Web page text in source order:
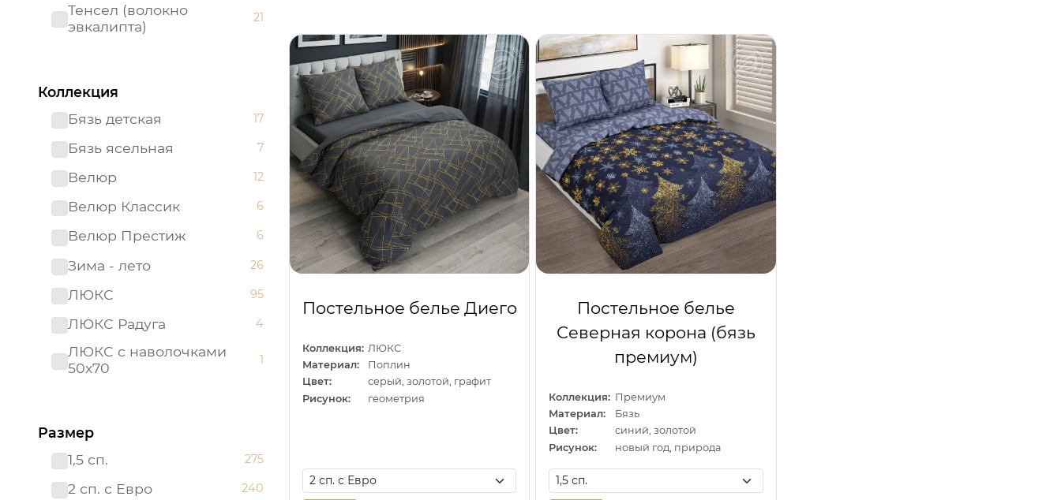
Тенсел (волокно
эвкалипта)
21
Коллекция
Бязь детская
17
Бязь ясельная 7
Велюр 12
Велюр Классик 6
Велюр Престиж 6
Зима - лето 26
ЛЮКС 95
ЛЮКС Радуга 4
ЛЮКС с наволочками
50х70
1
Мако - сатин
Поплин детский 26
10
Размер
1,5 сп.
275
2 сп. с Евро 240
Постельное белье Диего
Коллекция: ЛЮКС
Материал:
Поплин
Цвет:
серый, золотой, графит
Рисунок:
геометрия
Постельное белье
Северная корона (бязь
премиум)
Коллекция: Премиум
Материал:
Бязь
Цвет:
синий, золотой
Рисунок:
новый год, природа